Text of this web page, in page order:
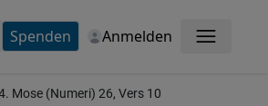
Spenden Anmelden Menü
Mose (Numeri) 26, Vers 10